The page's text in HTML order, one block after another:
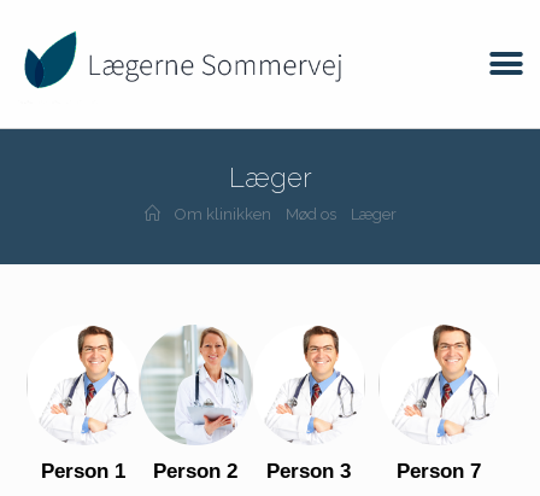
Læger
Om klinikken Mød os Læger
Person 1 Person 2 Person 3 Person 7